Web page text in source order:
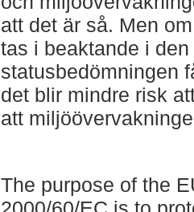
att det är så. Men
tas i beaktande i
statusbedömningen
det blir mindre risk
att
The purpose of the